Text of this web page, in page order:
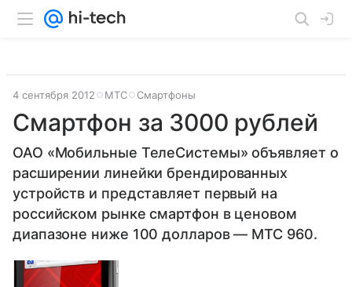
4 сентября 2012 МТС Смартфоны
Смартфон за 3000 рублей
ОАО «Мобильные ТелеСистемы» объявляет о
расширении линейки брендированных
устройств и представляет первый на
российском рынке смартфон в ценовом
диапазоне ниже 100 долларов — МТС 960.